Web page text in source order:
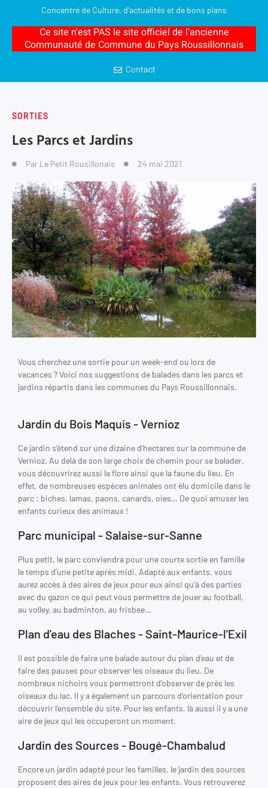
Concentré de Culture, d'actualités et de bons plans
Ce site n'est PAS le site officiel de l'ancienne
Communauté de Commune du Pays Roussillonnais
Contact
SORTIES
Les Parcs et Jardins
Par Le Petit Rousillonais 24 mai 2021
Vous cherchez une sortie pour un week-end ou lors de
vacances ? Voici nos suggestions de balades dans les parcs et
jardins répartis dans les communes du Pays Roussillonnais.
Jardin du Bois Maquis - Vernioz
Ce jardin s’étend sur une dizaine d’hectares sur la commune de
Vernioz. Au delà de son large choix de chemin pour se balader,
vous découvrirez aussi la flore ainsi que la faune du lieu. En
effet, de nombreuses espèces animales ont élu domicile dans le
parc : biches, lamas, paons, canards, oies… De quoi amuser les
enfants curieux des animaux !
Parc municipal - Salaise-sur-Sanne
Plus petit, le parc conviendra pour une courte sortie en famille
le temps d’une petite après midi. Adapté aux enfants, vous
aurez accès à des aires de jeux pour eux ainsi qu’à des parties
avec du gazon ce qui peut vous permettre de jouer au football,
au volley, au badminton, au frisbee…
Plan d'eau des Blaches - Saint-Maurice-l'Exil
Il est possible de faire une balade autour du plan d’eau et de
faire des pauses pour observer les oiseaux du lieu. De
nombreux nichoirs vous permettront d’observer de près les
oiseaux du lac. Il y a également un parcours d’orientation pour
découvrir l’ensemble du site. Pour les enfants, là aussi il y a une
aire de jeux qui les occuperont un moment.
Jardin des Sources - Bougé-Chambalud
Encore un jardin adapté pour les familles, le jardin des sources
proposent des aires de jeux pour les enfants. Vous retrouverez